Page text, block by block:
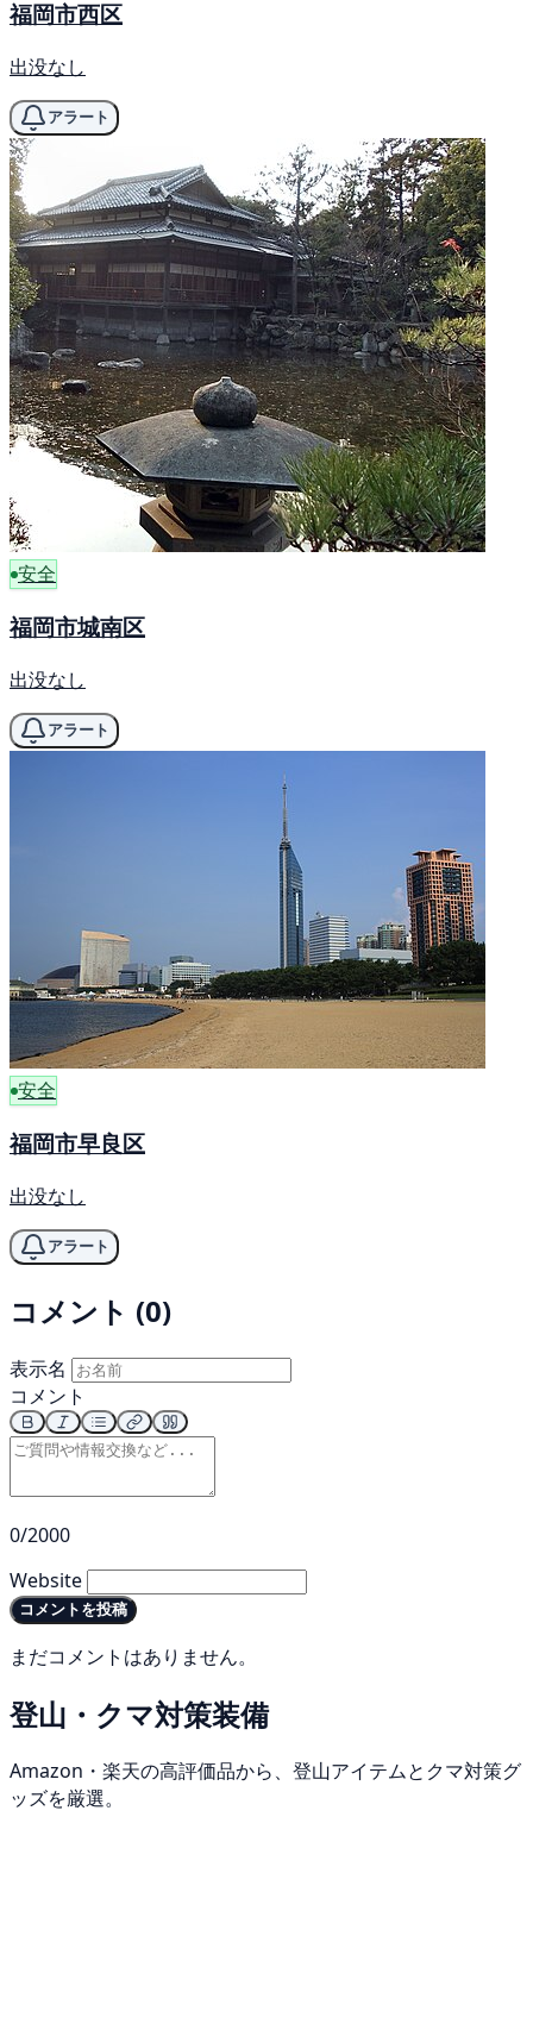
福岡市西区
出没なし
アラート
安全
福岡市城南区
出没なし
アラート
安全
福岡市早良区
出没なし
アラート
コメント (0)
表示名
コメント
0/2000
Website
コメントを投稿
まだコメントはありません。
登山・クマ対策装備
Amazon・楽天の高評価品から、登山アイテムとクマ対策グ
ッズを厳選。